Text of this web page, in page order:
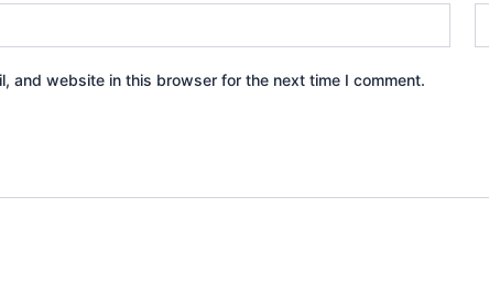
and website in this browser for the next time I comment.